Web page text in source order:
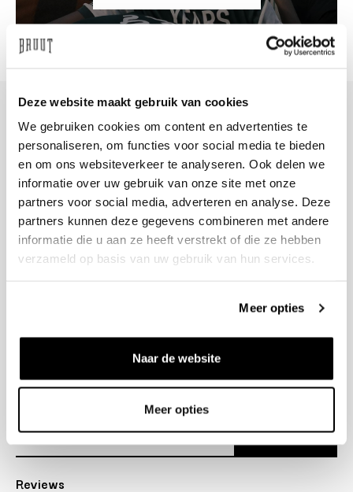
Deze website maakt gebruik van cookies
We gebruiken cookies om content en advertenties te
personaliseren, om functies voor social media te bieden
en om ons websiteverkeer te analyseren. Ook delen we
informatie over uw gebruik van onze site met onze
partners voor social media, adverteren en analyse. Deze
partners kunnen deze gegevens combineren met andere
informatie die u aan ze heeft verstrekt of die ze hebben
verzameld op basis van uw gebruik van hun services.
Meer opties
Naar de website
Meer opties
+31 23 205 2006
info@bruut.nl
Contact Formulier
Open 12:00 - 18:00
OPENINGSTIJDEN
Over ons
Reviews